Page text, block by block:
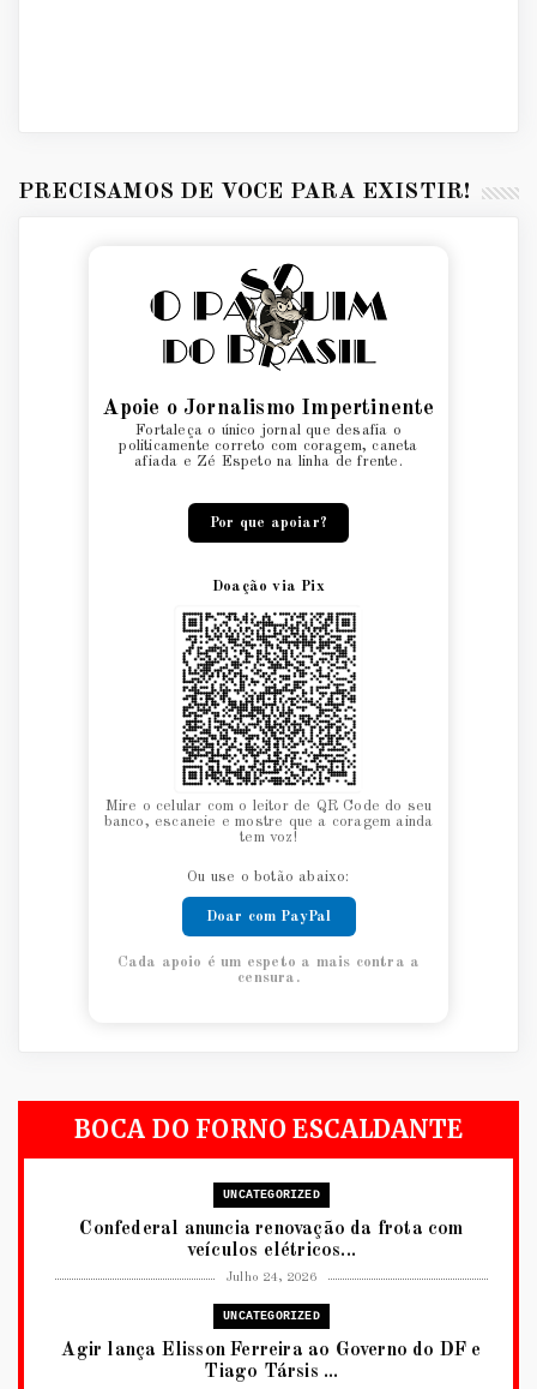
PRECISAMOS DE VOCÊ PARA EXISTIR!
Apoie o Jornalismo Impertinente
Fortaleça o único jornal que desafia o
politicamente correto com coragem, caneta
afiada e Zé Espeto na linha de frente.
Por que apoiar?
Doação via Pix
Mire o celular com o leitor de QR Code do seu
banco, escaneie e mostre que a coragem ainda
tem voz!
Ou use o botão abaixo:
Doar com PayPal
Cada apoio é um espeto a mais contra a
censura.
BOCA DO FORNO ESCALDANTE
UNCATEGORIZED
Confederal anuncia renovação da frota com
veículos elétricos...
Julho 24, 2026
UNCATEGORIZED
Agir lança Elisson Ferreira ao Governo do DF e
Tiago Társis ...